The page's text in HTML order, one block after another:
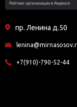
пр. Ленина д.50
+7(910)-790-52-44